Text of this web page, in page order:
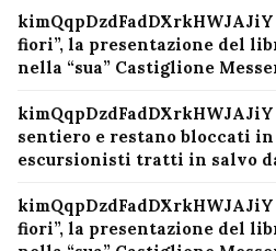
kimQqpDzdFadDXrkHWJAJiY
fiori”, la presentazione del
nella “sua” Castiglione
kimQqpDzdFadDXrkHWJAJiY
sentiero e restano bloccati in
escursionisti tratti in salvo
kimQqpDzdFadDXrkHWJAJiY
fiori”, la presentazione del